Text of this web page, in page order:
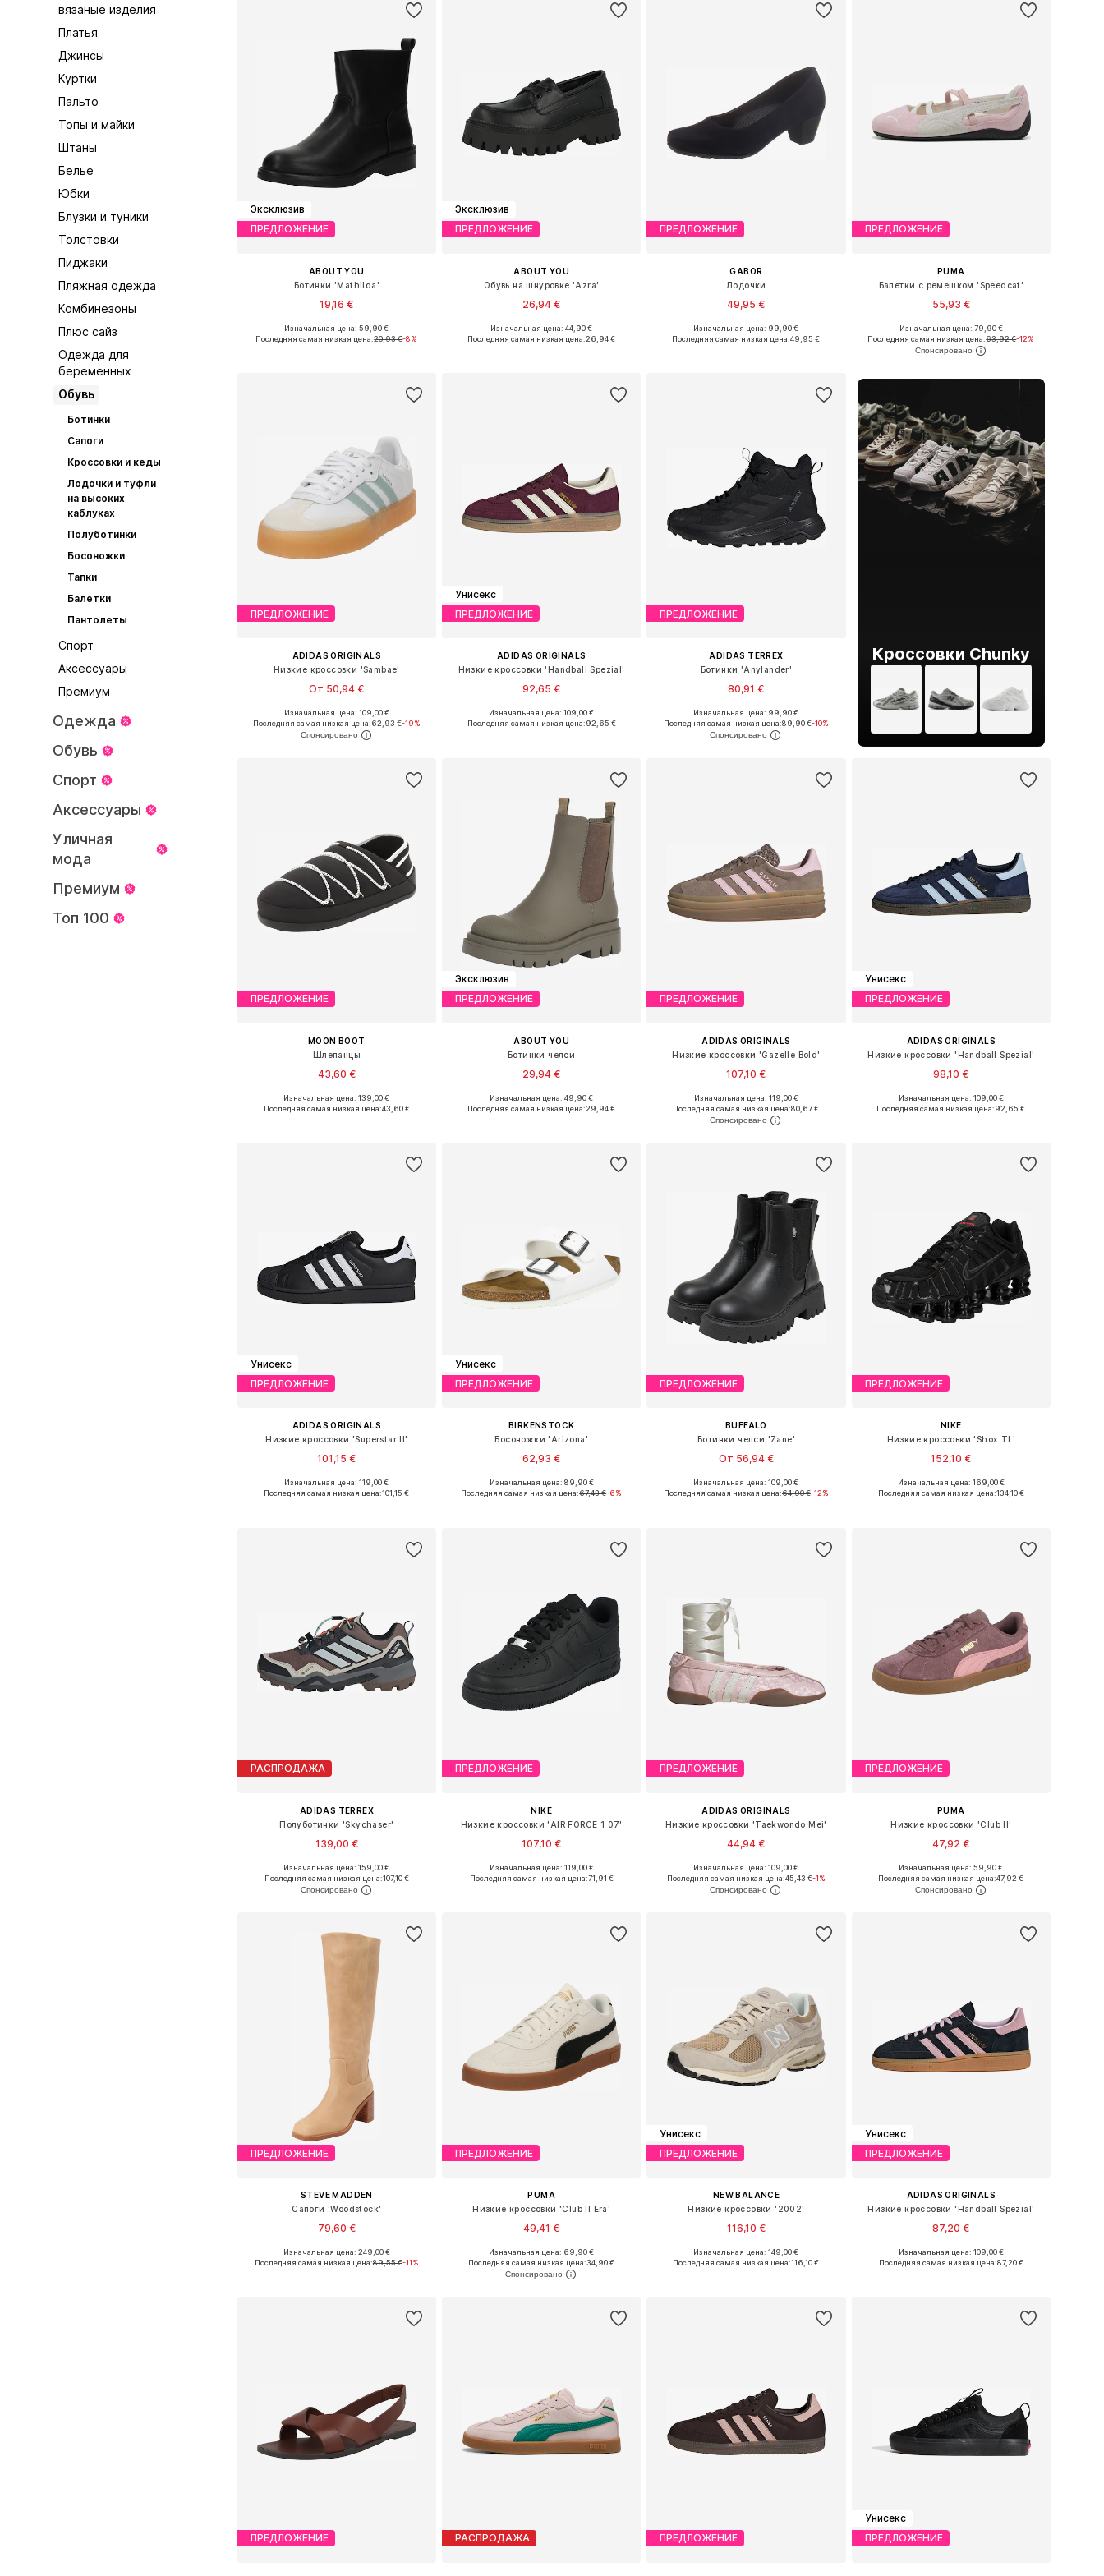
вязаные изделия
Платья
Джинсы
Куртки
Пальто
Топы и майки
Штаны
Белье
Юбки
Блузки и туники
Толстовки
Пиджаки
Пляжная одежда
Комбинезоны
Плюс сайз
Одежда для
беременных
Обувь
Ботинки
Сапоги
Кроссовки и кеды
Лодочки и туфли
на высоких
каблуках
Полуботинки
Босоножки
Тапки
Балетки
Пантолеты
Спорт
Аксессуары
Премиум
Одежда
Обувь
Спорт
Аксессуары
Уличная
мода
Премиум
Топ 100
Эксклюзив
ПРЕДЛОЖЕНИЕ
ABOUT YOU
Ботинки 'Mathilda'
19,16 €
Доступные размеры: 36, 37, 38, 39, 40, 41
Изначальная цена: 59,90 €
Последняя самая низкая цена:20,93 €-8%
Эксклюзив
ПРЕДЛОЖЕНИЕ
ABOUT YOU
Обувь на шнуровке 'Azra'
26,94 €
Доступно множество размеров
Изначальная цена: 44,90 €
Последняя самая низкая цена:26,94 €
ПРЕДЛОЖЕНИЕ
GABOR
Лодочки
49,95 €
Доступно множество размеров
Изначальная цена: 99,90 €
Последняя самая низкая цена:49,95 €
ПРЕДЛОЖЕНИЕ
PUMA
Балетки с ремешком 'Speedcat'
55,93 €
Доступно множество размеров
Добавить в корзину
Изначальная цена: 79,90 €
Последняя самая низкая цена:63,92 €-12%
ПРЕДЛОЖЕНИЕ
ADIDAS ORIGINALS
Низкие кроссовки 'Sambae'
От 50,94 €
Доступно множество размеров
Добавить в корзину
Изначальная цена: 109,00 €
Последняя самая низкая цена:62,93 €-19%
Унисекс
ПРЕДЛОЖЕНИЕ
ADIDAS ORIGINALS
Низкие кроссовки 'Handball Spezial'
92,65 €
Доступно множество размеров
Изначальная цена: 109,00 €
Последняя самая низкая цена:92,65 €
ПРЕДЛОЖЕНИЕ
ADIDAS TERREX
Ботинки 'Anylander'
80,91 €
Доступно множество размеров
Добавить в корзину
Изначальная цена: 99,90 €
Последняя самая низкая цена:89,90 €-10%
Кроссовки Chunky
ПРЕДЛОЖЕНИЕ
MOON BOOT
Шлепанцы
43,60 €
Доступные размеры: 37, 38, 39, 40, 41
Изначальная цена: 139,00 €
Последняя самая низкая цена:43,60 €
Эксклюзив
ПРЕДЛОЖЕНИЕ
ABOUT YOU
Ботинки челси
29,94 €
Доступные размеры: 36, 37, 38, 39, 40, 41
Изначальная цена: 49,90 €
Последняя самая низкая цена:29,94 €
ПРЕДЛОЖЕНИЕ
ADIDAS ORIGINALS
Низкие кроссовки 'Gazelle Bold'
107,10 €
Доступно множество размеров
Добавить в корзину
Изначальная цена: 119,00 €
Последняя самая низкая цена:80,67 €
Унисекс
ПРЕДЛОЖЕНИЕ
ADIDAS ORIGINALS
Низкие кроссовки 'Handball Spezial'
98,10 €
+1
Доступно множество размеров
Изначальная цена: 109,00 €
Последняя самая низкая цена:92,65 €
Унисекс
ПРЕДЛОЖЕНИЕ
ADIDAS ORIGINALS
Низкие кроссовки 'Superstar II'
101,15 €
+3
Доступно множество размеров
Изначальная цена: 119,00 €
Последняя самая низкая цена:101,15 €
Унисекс
ПРЕДЛОЖЕНИЕ
BIRKENSTOCK
Босоножки 'Arizona'
62,93 €
+ 30
Доступные размеры: 35 СТРОЙНЫЙ
Изначальная цена: 89,90 €
Последняя самая низкая цена:67,43 €-6%
ПРЕДЛОЖЕНИЕ
BUFFALO
Ботинки челси 'Zane'
От 56,94 €
Доступно множество размеров
Изначальная цена: 109,00 €
Последняя самая низкая цена:64,90 €-12%
ПРЕДЛОЖЕНИЕ
NIKE
Низкие кроссовки 'Shox TL'
152,10 €
+4
Доступно множество размеров
Изначальная цена: 169,00 €
Последняя самая низкая цена:134,10 €
РАСПРОДАЖА
ADIDAS TERREX
Полуботинки 'Skychaser'
139,00 €
+2
Доступно множество размеров
Добавить в корзину
Изначальная цена: 159,00 €
Последняя самая низкая цена:107,10 €
ПРЕДЛОЖЕНИЕ
NIKE
Низкие кроссовки 'AIR FORCE 1 07'
107,10 €
Доступно множество размеров
Изначальная цена: 119,00 €
Последняя самая низкая цена:71,91 €
ПРЕДЛОЖЕНИЕ
ADIDAS ORIGINALS
Низкие кроссовки 'Taekwondo Mei'
44,94 €
Доступно множество размеров
Добавить в корзину
Изначальная цена: 109,00 €
Последняя самая низкая цена:45,43 €-1%
ПРЕДЛОЖЕНИЕ
PUMA
Низкие кроссовки 'Club II'
47,92 €
Доступно множество размеров
Добавить в корзину
Изначальная цена: 59,90 €
Последняя самая низкая цена:47,92 €
ПРЕДЛОЖЕНИЕ
STEVE MADDEN
Сапоги 'Woodstock'
79,60 €
Доступные размеры: 37, 38, 39, 40
Изначальная цена: 249,00 €
Последняя самая низкая цена:89,55 €-11%
ПРЕДЛОЖЕНИЕ
PUMA
Низкие кроссовки 'Club II Era'
49,41 €
+1
Доступно множество размеров
Добавить в корзину
Изначальная цена: 69,90 €
Последняя самая низкая цена:34,90 €
Унисекс
ПРЕДЛОЖЕНИЕ
NEW BALANCE
Низкие кроссовки '2002'
116,10 €
+1
Доступно множество размеров
Изначальная цена: 149,00 €
Последняя самая низкая цена:116,10 €
Унисекс
ПРЕДЛОЖЕНИЕ
ADIDAS ORIGINALS
Низкие кроссовки 'Handball Spezial'
87,20 €
Доступно множество размеров
Изначальная цена: 109,00 €
Последняя самая низкая цена:87,20 €
ПРЕДЛОЖЕНИЕ РАСПРОДАЖА ПРЕДЛОЖЕНИЕ
Унисекс
ПРЕДЛОЖЕНИЕ